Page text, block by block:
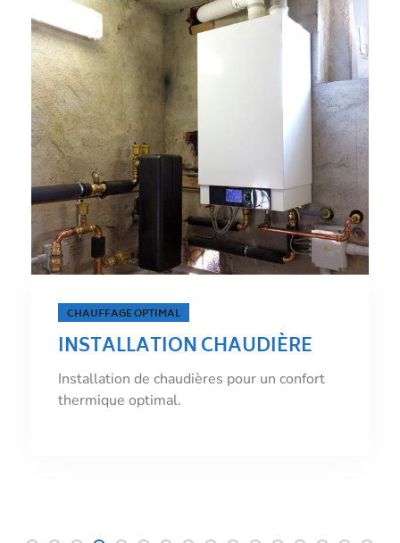
ÉNERGIE PROPRE
INSTALLATION CHAUDIÈRE
ÉLECTRIQUE
Installation de chaudières électriques pour